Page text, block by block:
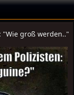
"Wie groß werden.."